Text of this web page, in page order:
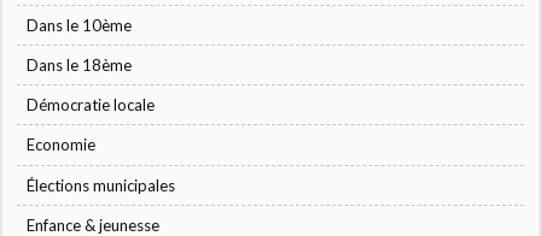
Dans le 10ème
Dans le 18ème
Démocratie locale
Economie
Élections municipales
Enfance & jeunesse